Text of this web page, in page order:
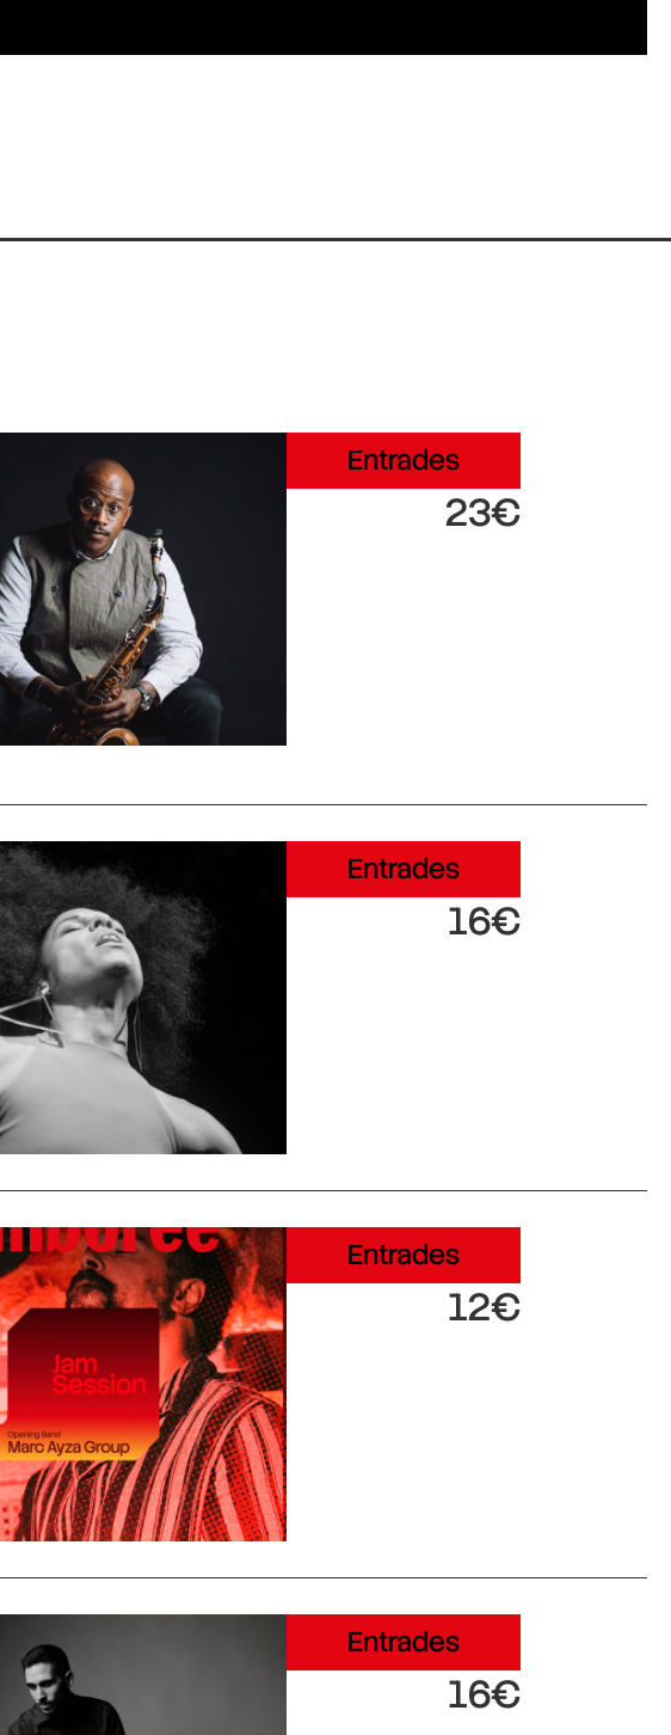
Entrades
23€
Entrades
16€
Entrades
12€
Entrades
16€